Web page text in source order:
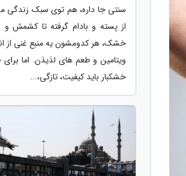
سنتی جا داره، هم توی سبک زندگی
از پسته و بادام گرفته تا کشمش و
خشک، هر کدومشون یه منبع غنی از
ویتامین و طعم های لذیذن. اما برای
خشکبار باید کیفیت، تازگی،...